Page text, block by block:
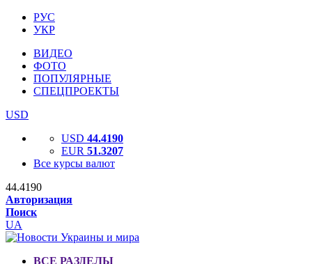
РУС
УКР
ВИДЕО
ФОТО
ПОПУЛЯРНЫЕ
СПЕЦПРОЕКТЫ
USD
USD 44.4190
EUR 51.3207
Все курсы валют
44.4190
Авторизация
Поиск
UA
ВСЕ РАЗДЕЛЫ